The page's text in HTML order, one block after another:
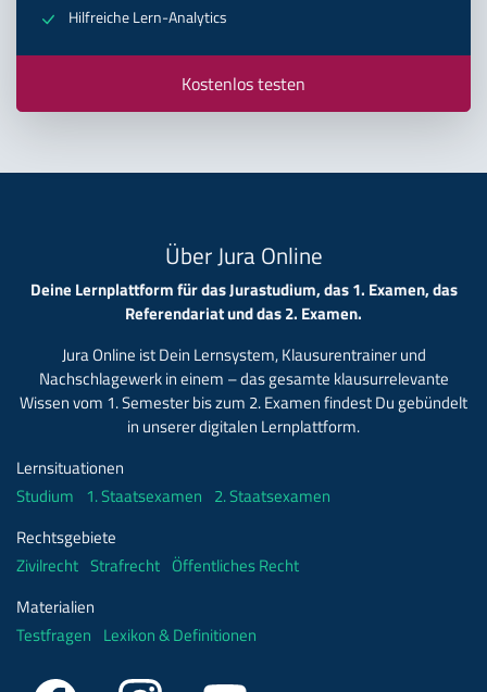
Hilfreiche Lern-Analytics
Kostenlos testen
Über Jura Online
Deine Lernplattform für das Jurastudium, das 1. Examen, das
Referendariat und das 2. Examen.
Jura Online ist Dein Lernsystem, Klausurentrainer und
Nachschlagewerk in einem – das gesamte klausurrelevante
Wissen vom 1. Semester bis zum 2. Examen findest Du gebündelt
in unserer digitalen Lernplattform.
Lernsituationen
Studium 1. Staatsexamen 2. Staatsexamen
Rechtsgebiete
Zivilrecht Strafrecht Öffentliches Recht
Materialien
Testfragen Lexikon & Definitionen